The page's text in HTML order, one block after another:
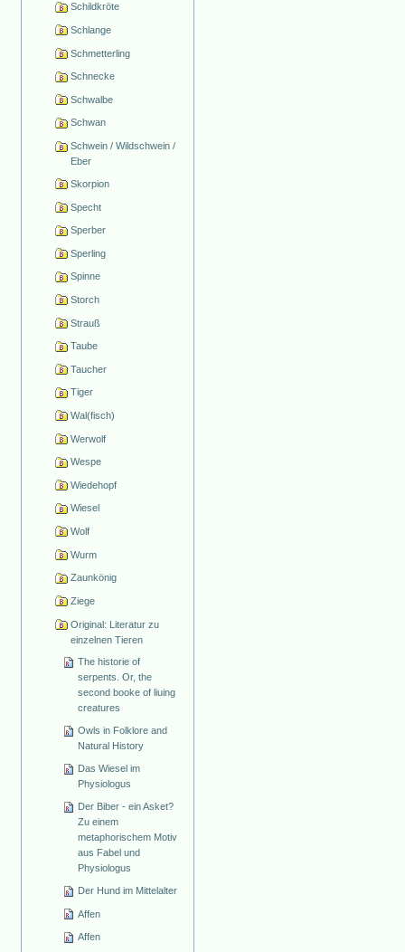
Schildkröte
Schlange
Schmetterling
Schnecke
Schwalbe
Schwan
Schwein / Wildschwein /
Eber
Skorpion
Specht
Sperber
Sperling
Spinne
Storch
Strauß
Taube
Taucher
Tiger
Wal(fisch)
Werwolf
Wespe
Wiedehopf
Wiesel
Wolf
Wurm
Zaunkönig
Ziege
Original: Literatur zu
einzelnen Tieren
The historie of
serpents. Or, the
second booke of liuing
creatures
Owls in Folklore and
Natural History
Das Wiesel im
Physiologus
Der Biber - ein Asket?
Zu einem
metaphorischem Motiv
aus Fabel und
Physiologus
Der Hund im Mittelalter
Affen
Affen